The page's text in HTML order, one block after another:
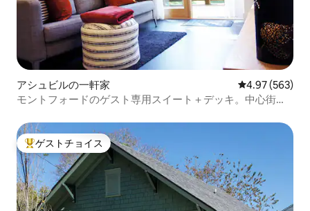
アシュビルの一軒家 レビュー563
4.97 (563)
モントフォードのゲスト専用スイート＋デッキ。中心街ま
大好評のゲストチョイスです。
ゲストチョイス